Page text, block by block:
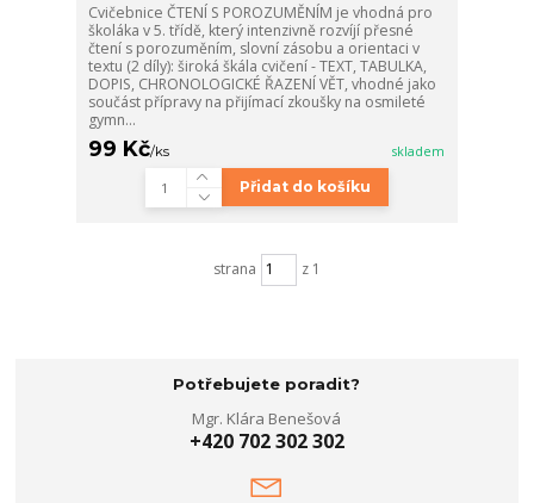
Cvičebnice ČTENÍ S POROZUMĚNÍM je vhodná pro
školáka v 5. třídě, který intenzivně rozvíjí přesné
čtení s porozuměním, slovní zásobu a orientaci v
textu (2 díly): široká škála cvičení - TEXT, TABULKA,
DOPIS, CHRONOLOGICKÉ ŘAZENÍ VĚT, vhodné jako
součást přípravy na přijímací zkoušky na osmileté
gymn...
99 Kč/ks skladem
Přidat do košíku
strana z 1
Potřebujete poradit?
Mgr. Klára Benešová
+420 702 302 302